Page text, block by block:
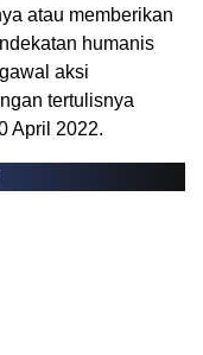
atau memberikan
humanis
aksi
tertulisnya
April 2022.